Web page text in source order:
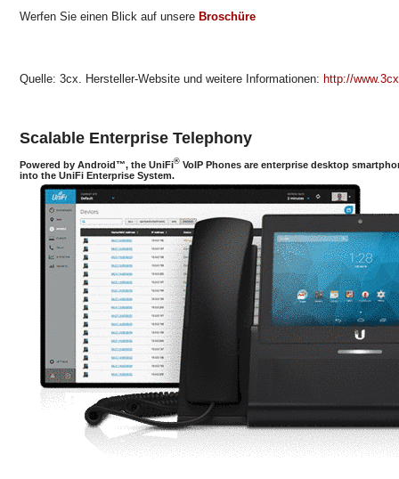
Werfen Sie einen Blick auf unsere Broschüre
Quelle: 3cx. Hersteller-Website und weitere Informationen: http://
Scalable Enterprise Telephony
Powered by Android™, the UniFi® VoIP Phones are enterprise desktop
into the UniFi Enterprise System.